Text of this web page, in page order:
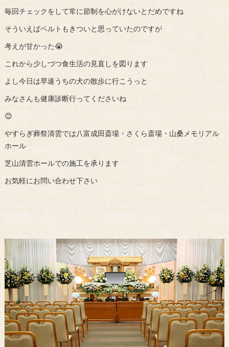
毎回チェックをして常に節制を心がけないとだめですね
そういえばベルトもきついと思っていたのですが
考えが甘かった😭
これから少しづつ食生活の見直しを図ります
よし今日は早速うちの犬の散歩に行こうっと
みなさんも健康診断行ってくださいね
😊
やすらぎ葬祭清雲では八富成田斎場・さくら斎場・山桑メモリアル
ホール
芝山清雲ホールでの施工を承ります
お気軽にお問い合わせ下さい